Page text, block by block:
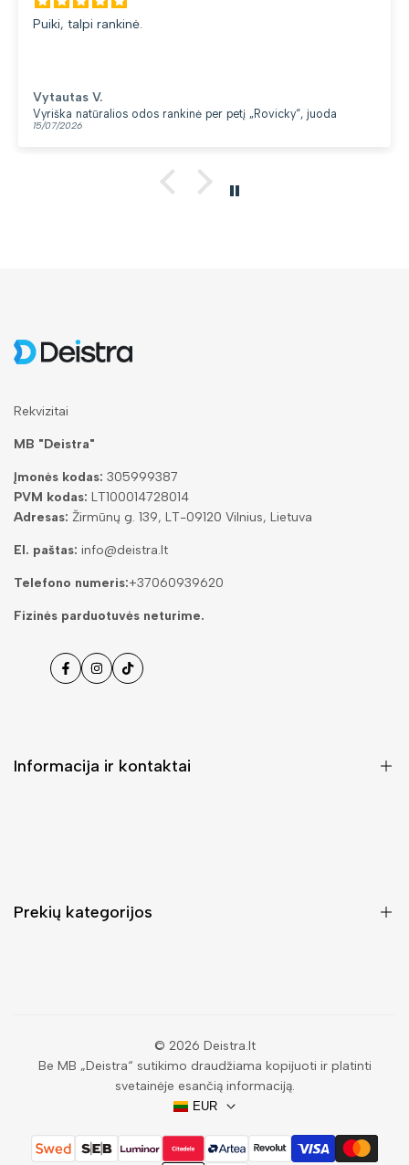
Puiki, talpi rankinė.
Vytautas V.
Vyriška natūralios odos rankinė per petį „Rovicky“, juoda
15/07/2026
Rekvizitai
MB "Deistra"
Įmonės kodas: 305999387
PVM kodas: LT100014728014
Adresas: Žirmūnų g. 139, LT-09120 Vilnius, Lietuva
El. paštas: info@deistra.lt
Telefono numeris:+37060939620
Fizinės parduotuvės neturime.
FacebookInstagramas
Tiktok
Informacija ir kontaktai
Prekių kategorijos
Kuprinės moterims
Vyriškos piniginės
Vyriški diržai
© 2026 Deistra.lt
Be MB „Deistra“ sutikimo draudžiama kopijuoti ir platinti
svetainėje esančią informaciją.
EUR